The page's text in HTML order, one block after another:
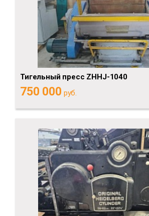
Тигельный пресс ZHHJ-1040
750 000 руб.